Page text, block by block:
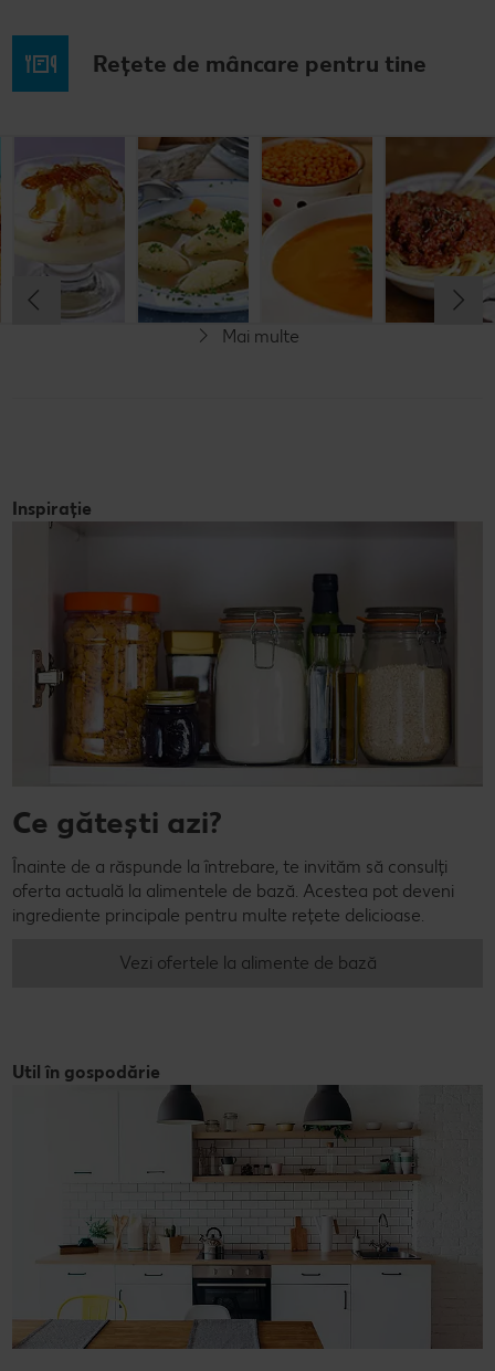
Rețete de mâncare pentru tine
Musaca de
cartofi cu
cașcaval
Cel mult 60 minute
Rafinat
Lapte de
pasăre
Cel mult 60 minute
Rafinat
Supă
tradițională
cu găluşte
Supă cremă de
linte
Cel mult 60 minute
Simplu
Mai multe
Inspirație
Ce gătești azi?
Înainte de a răspunde la întrebare, te invităm să consulți
oferta actuală la alimentele de bază. Acestea pot deveni
ingrediente principale pentru multe rețete delicioase.
Vezi ofertele la alimente de bază
Util în gospodărie